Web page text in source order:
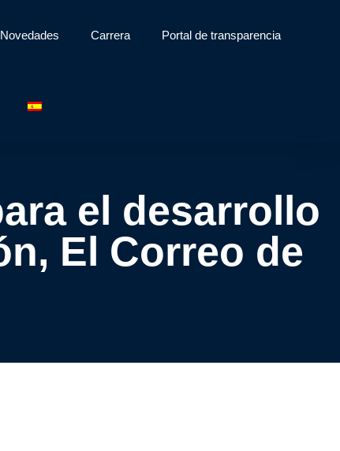
Novedades Carrera Portal de transparencia
el desarrollo
El Correo de